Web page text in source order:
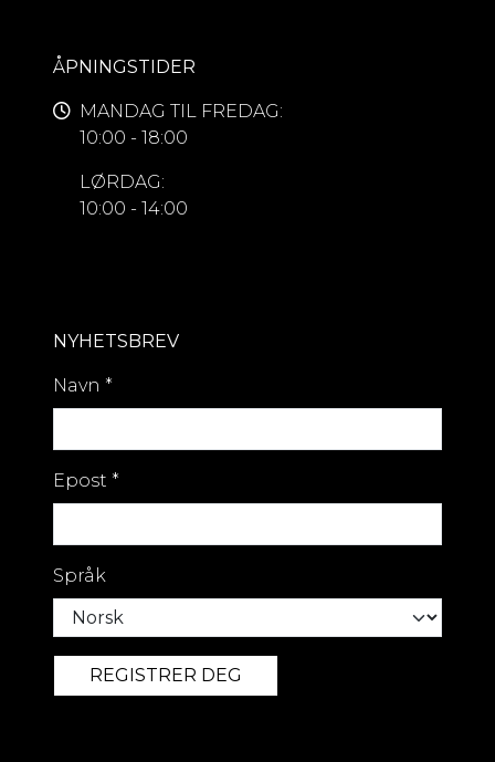
ÅPNINGSTIDER
MANDAG TIL FREDAG:
10:00 - 18:00
LØRDAG:
10:00 - 14:00
NYHETSBREV
Navn *
Epost *
Språk